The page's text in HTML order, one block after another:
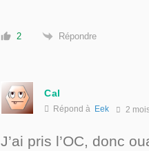
2 Répondre
Cal
Répond à Eek 2
J’ai pris l’OC, donc